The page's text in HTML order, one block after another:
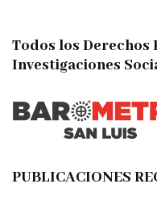
Todos los Derechos
Investigaciones
PUBLICACIONES